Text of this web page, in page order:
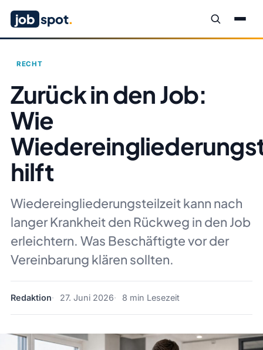
job spot.
RECHT
Zurück in den Job:
Wie
hilft
Wiedereingliederungsteilzeit kann nach
langer Krankheit den Rückweg in den Job
erleichtern. Was Beschäftigte vor der
Vereinbarung klären sollten.
Redaktion 27. Juni 2026 8 min Lesezeit